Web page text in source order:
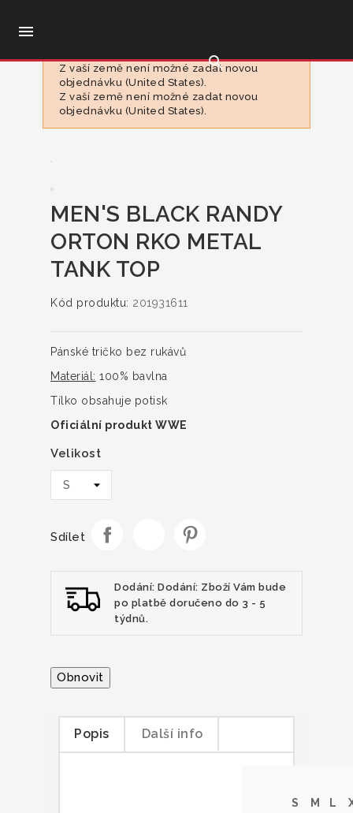

search
Z vaší země není možné zadat novou
objednávku (United States).
Z vaší země není možné zadat novou
objednávku (United States).
MEN'S BLACK RANDY
ORTON RKO METAL
TANK TOP
Kód produktu: 201931611
Pánské tričko bez rukávů
Materiál: 100% bavlna
Tílko obsahuje potisk
Oficiální produkt WWE
Velikost
Sdílet
Dodání: Dodání: Zboží Vám bude
po platbě doručeno do 3 - 5
týdnů.
Popis Další info
S M L